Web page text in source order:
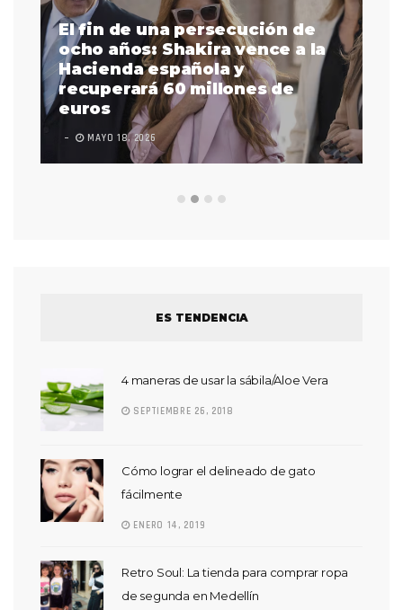
El fin de una persecución de
ocho años: Shakira vence a la
Hacienda española y
recuperará 60 millones de
euros
MAYO 18, 2026
ES TENDENCIA
4 maneras de usar la sábila/Aloe Vera
SEPTIEMBRE 26, 2018
Cómo lograr el delineado de gato
fácilmente
ENERO 14, 2019
Retro Soul: La tienda para comprar ropa
de segunda en Medellín